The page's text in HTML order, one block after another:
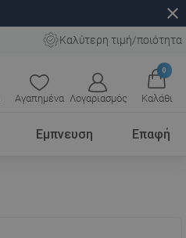
close
Καλύτερη τιμή/ποιότητα
Αγαπημένα Λογαριασμός
0
Καλάθι
Εμπνευση Επαφή